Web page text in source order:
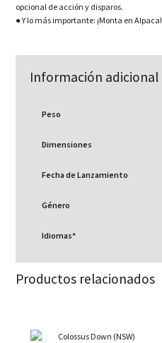
opcional de acción y disparos.
● Y lo más importante: ¡Monta en Alpaca!
Información adicional
Peso
Dimensiones
Fecha de Lanzamiento
Género
Idiomas*
Productos relacionados